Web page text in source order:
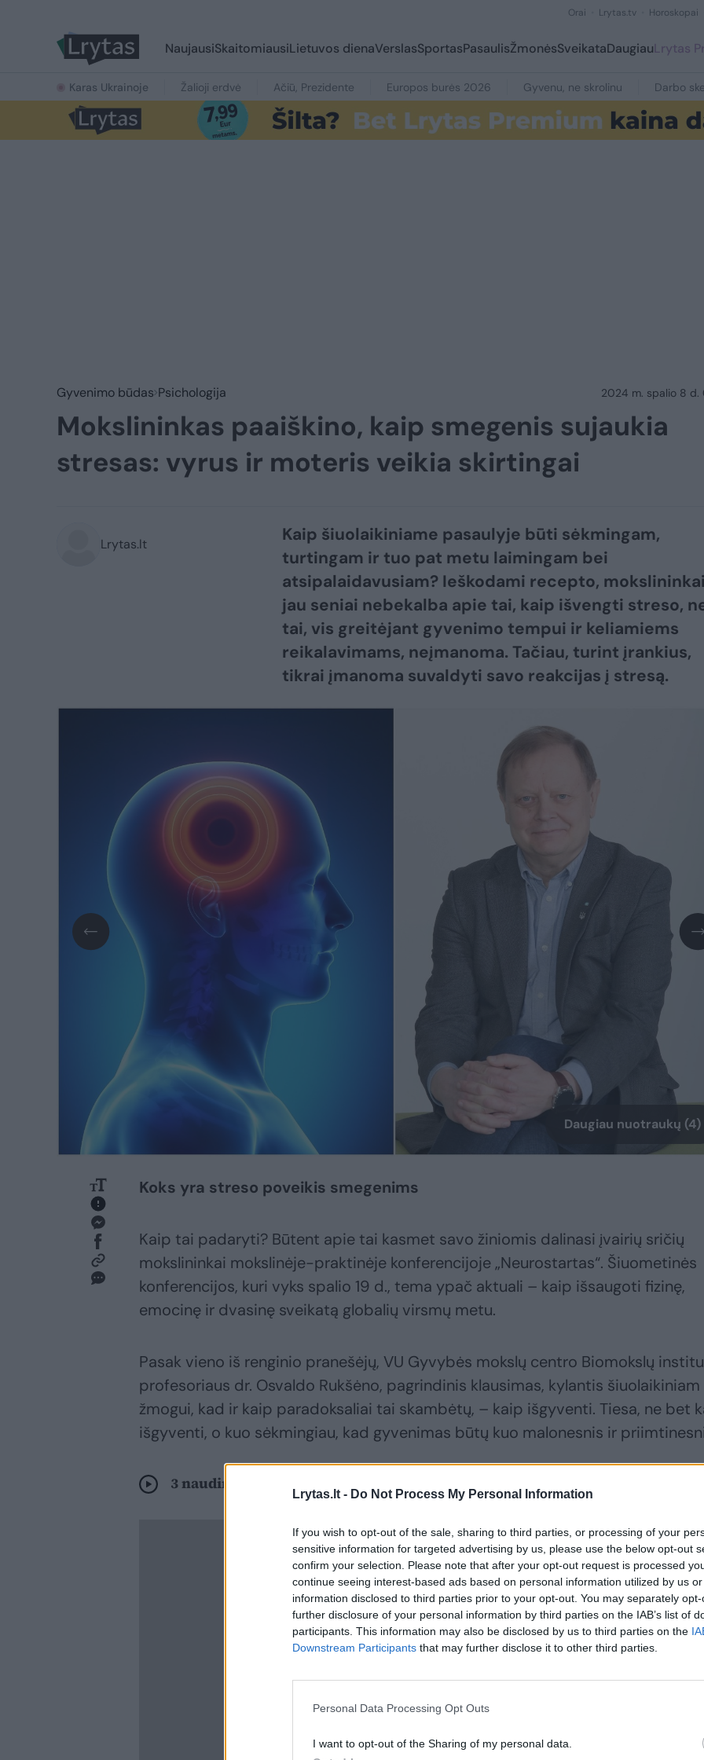
Lrytas.lt - Do Not Process My Personal Information
If you wish to opt-out of the sale, sharing to third parties, or processing of your
sensitive information for targeted advertising by us, please use the below opt-out
confirm your selection. Please note that after your opt-out request is processed
continue seeing interest-based ads based on personal information utilized by us
information disclosed to third parties prior to your opt-out. You may separately
further disclosure of your personal information by third parties on the IAB’s list of
participants. This information may also be disclosed by us to third parties on the
Downstream Participants that may further disclose it to other third parties.
Personal Data Processing Opt Outs
I want to opt-out of the Sharing of my personal data.
Orai Lrytas.tv Horoskopai
NaujausiSkaitomiausiLietuvos dienaVerslasSportasPasaulisŽmonėsSveikataDaugiauLrytas
Karas Ukrainoje Žalioji erdvė Ačiū, Prezidente Europos burės 2026 Gyvenu, ne skrolinu Darbo
Gyvenimo būdas Psichologija 2024 m. spalio 8 d.
Mokslininkas paaiškino, kaip smegenis sujaukia
stresas: vyrus ir moteris veikia skirtingai
Lrytas.lt
Kaip šiuolaikiniame pasaulyje būti sėkmingam,
turtingam ir tuo pat metu laimingam bei
atsipalaidavusiam? Ieškodami recepto,
jau seniai nebekalba apie tai, kaip išvengti streso,
tai, vis greitėjant gyvenimo tempui ir keliamiems
reikalavimams, neįmanoma. Tačiau, turint įrankius,
tikrai įmanoma suvaldyti savo reakcijas į stresą.
Daugiau nuotraukų (4)
Koks yra streso poveikis smegenims
Kaip tai padaryti? Būtent apie tai kasmet savo žiniomis dalinasi įvairių sričių
mokslininkai mokslinėje-praktinėje konferencijoje „Neurostartas“. Šiuometinės
konferencijos, kuri vyks spalio 19 d., tema ypač aktuali – kaip išsaugoti fizinę,
emocinę ir dvasinę sveikatą globalių virsmų metu.
Pasak vieno iš renginio pranešėjų, VU Gyvybės mokslų centro Biomokslų
profesoriaus dr. Osvaldo Rukšėno, pagrindinis klausimas, kylantis šiuolaikiniam
žmogui, kad ir kaip paradoksaliai tai skambėtų, – kaip išgyventi. Tiesa, ne bet
išgyventi, o kuo sėkmingiau, kad gyvenimas būtų kuo malonesnis ir
3 naudingi patarimai, kaip nepalūžti stresinėse situacijose